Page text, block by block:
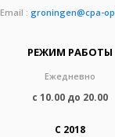
Email : groningen@cpa-
РЕЖИМ РАБОТЫ
Ежедневно
с 10.00 до 20.00
С 2018